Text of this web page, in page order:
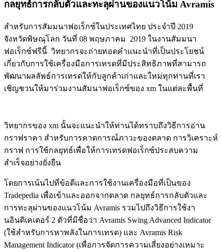
กลยุทธ์การกลับตัวและทะลุผ่านของแนวโน้ม Avramis
สำหรับการสัมมนาฟอเร็กซ์ในประเทศไทย ประจำปี 2019
จังหวัดพิษณุโลก วันที่ 08 พฤษภาคม 2019 ในงานสัมมนา
ฟอเร็กซ์ฟรีนี้ วิทยากรจะถ่ายทอดคำแนะนำที่เป็นประโยชน์
เกี่ยวกับการใช้เครื่องมือการเทรดที่มีประสิทธิภาพที่สามารถ
พัฒนาผลลัพธ์การเทรดให้กับลูกค้าเก่าและใหม่ทุกท่านที่เรา
เชิญชวนให้มาร่วมงานสัมนาฟอเร็กซ์ของ xm ในแต่ละพื้นที่
วิทยากรของ xm นั้นจะแนะนำให้ท่านได้ทราบถึงวิธีการอ่าน
กราฟราคา สำหรับการคาดการณ์ภาวะของตลาด การวิเคราะห์
กราฟ การใช้กลยุทธ์เพื่อให้การเทรดฟอเร็กซ์ประสบความ
สำเร็จอย่างยั่งยืน
โดยการเน้นไปที่ข้อดีและการใช้งานเครื่องมือที่เป็นของ
Tradepedia เพื่อเข้าและออกจากตลาด กลยุทธ์การกลับตัวและ
การทะลุผ่านของแนวโน้ม Avramis รวมไปถึงวิธีการใช้งา
นอินดิเคเตอร์ 2 ตัวที่มีชื่อว่า Avramis Swing Advanced Indicator
(ใช้สำหรับการหาพลังในการเทรด) และ Avramis Risk
Management Indicator (เพื่อการจัดการความเสี่ยงอย่างเหมาะ